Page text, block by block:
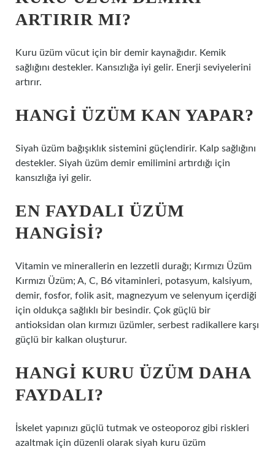
ARTIRIR MI?
Kuru üzüm vücut için bir demir kaynağıdır. Kemik
sağlığını destekler. Kansızlığa iyi gelir. Enerji seviyelerini
artırır.
HANGI ÜZÜM KAN YAPAR?
Siyah üzüm bağışıklık sistemini güçlendirir. Kalp sağlığını
destekler. Siyah üzüm demir emilimini artırdığı için
kansızlığa iyi gelir.
EN FAYDALI ÜZÜM
HANGISI?
Vitamin ve minerallerin en lezzetli durağı; Kırmızı Üzüm
Kırmızı Üzüm; A, C, B6 vitaminleri, potasyum, kalsiyum,
demir, fosfor, folik asit, magnezyum ve selenyum içerdiği
için oldukça sağlıklı bir besindir. Çok güçlü bir
antioksidan olan kırmızı üzümler, serbest radikallere karşı
güçlü bir kalkan oluşturur.
HANGI KURU ÜZÜM DAHA
FAYDALI?
İskelet yapınızı güçlü tutmak ve osteoporoz gibi riskleri
azaltmak için düzenli olarak siyah kuru üzüm